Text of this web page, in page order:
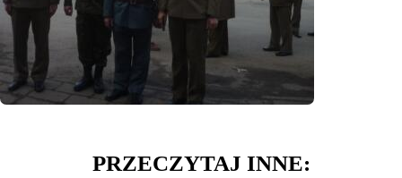
PRZECZYTAJ INNE: